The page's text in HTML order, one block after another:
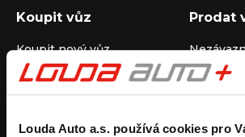
Louda Auto a.s. používá cookies pro
Koupit vůz
Koupit nový vůz
Koupit ojetý vůz
Koupit užitkový vůz
Prodat
Průběh
Pronájem